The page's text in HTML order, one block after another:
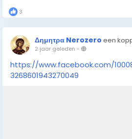
3
Δημητρα Nerozero een
2 jaar geleden -
https://www.facebook.com/
3268601943270049